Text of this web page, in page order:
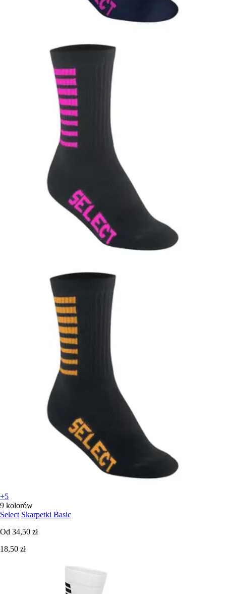
+5
9 kolorów
Select Skarpetki Basic
Od 34,50 zł
18,50 zł